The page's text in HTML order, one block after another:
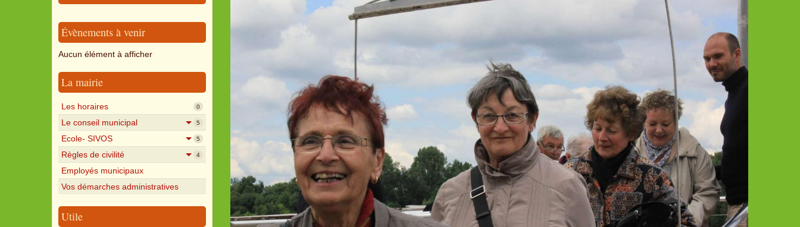
Évènements à venir
Aucun élément à afficher
La mairie
Les horaires 0
Le conseil municipal 5
Ecole- SIVOS 5
Règles de civilité 4
Employés municipaux
Vos démarches administratives
Utile